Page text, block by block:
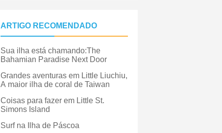
ARTIGO RECOMENDADO
Sua ilha está chamando:The
Bahamian Paradise Next Door
Grandes aventuras em Little Liuchiu,
A maior ilha de coral de Taiwan
Coisas para fazer em Little St.
Simons Island
Surf na Ilha de Páscoa